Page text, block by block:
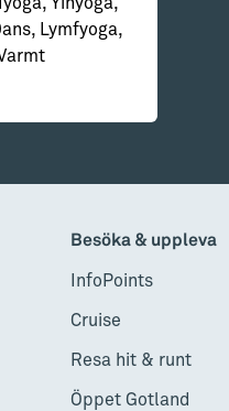
Lymfyoga,
Besöka & uppleva
InfoPoints
Cruise
Resa hit & runt
Öppet Gotland